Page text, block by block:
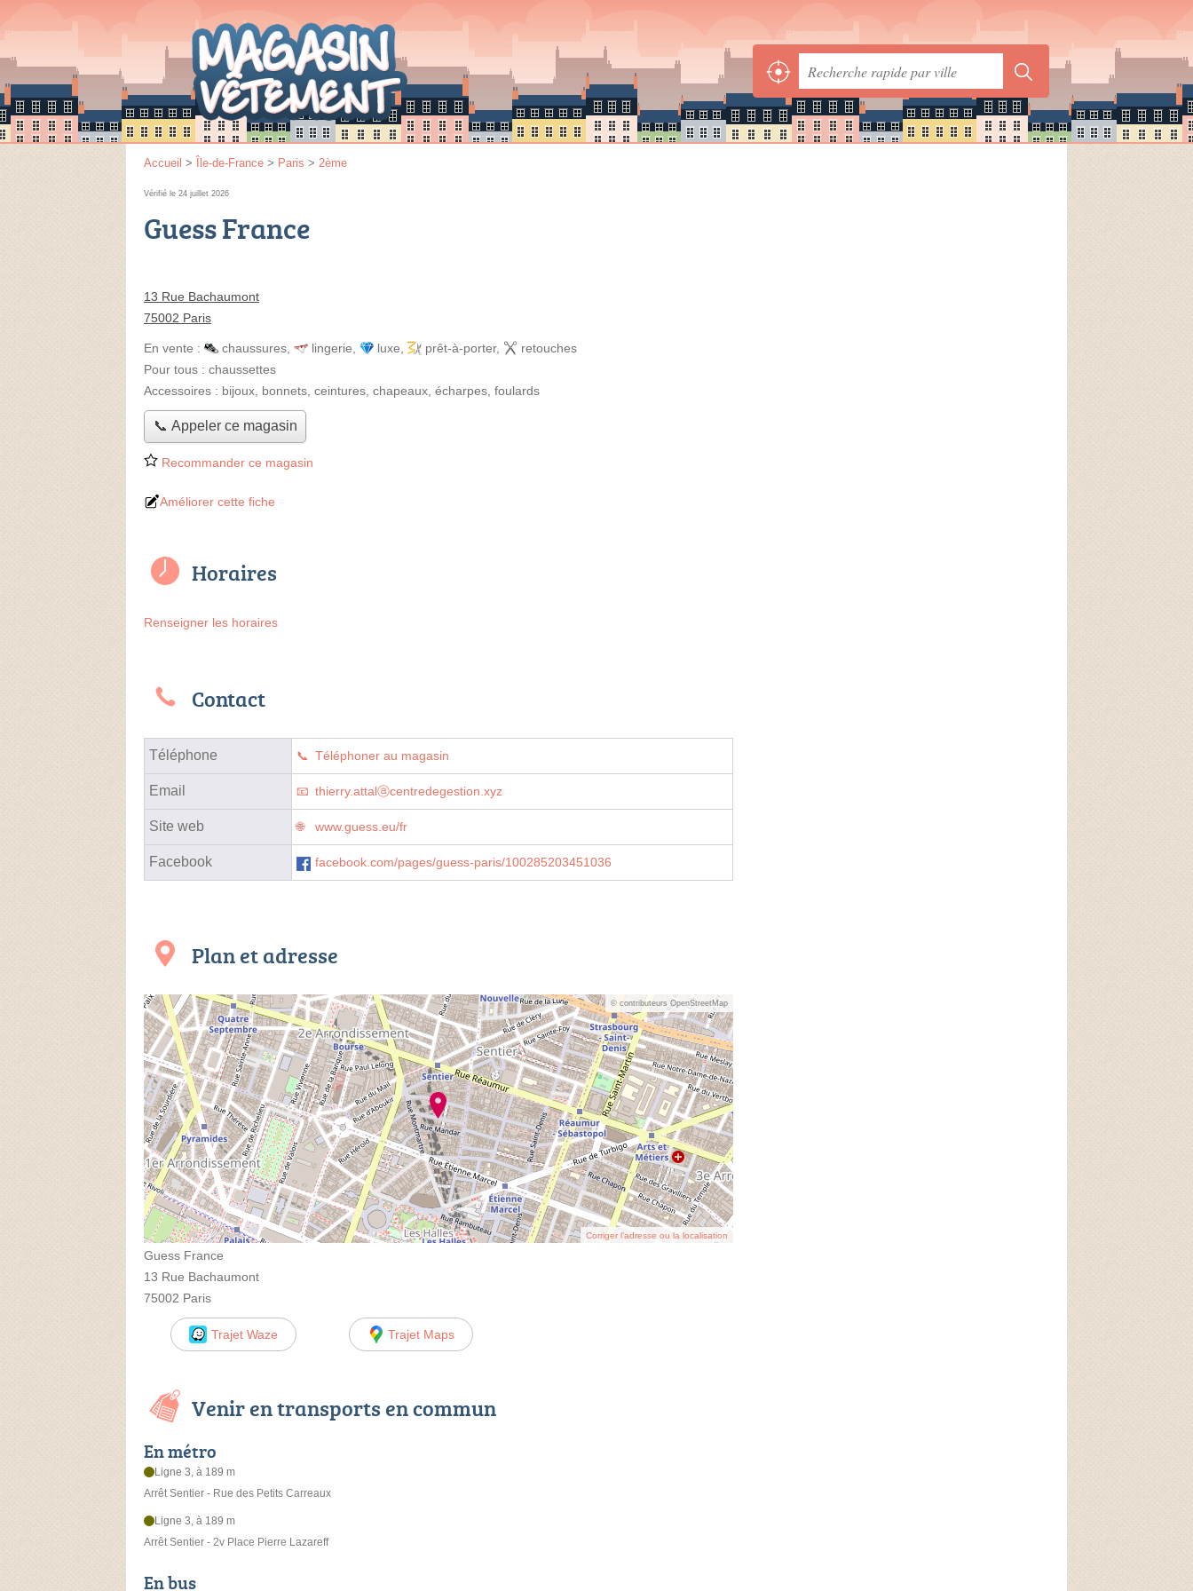
Accueil > Île-de-France > Paris > 2ème
Vérifié le 24 juillet 2026
Guess France
13 Rue Bachaumont
75002 Paris
En vente : chaussures lingerie luxe prêt-à-porter,
retouches
Pour tous : chaussettes
Accessoires : bijoux, bonnets, ceintures, chapeaux, écharpes, foulards
📞 Appeler ce magasin
Recommander ce magasin
Améliorer cette fiche
Horaires
Renseigner les horaires
Contact
Téléphone Téléphoner au magasin
Email thierry.attalⓐcentredegestion.xyz
Site web www.guess.eu/fr
Facebook facebook.com/pages/guess-paris/100285203451036
Plan et adresse
© contributeurs OpenStreetMap
Corriger l’adresse ou la localisation
Guess France
13 Rue Bachaumont
75002 Paris
Trajet Waze Trajet Maps
Venir en transports en commun
En métro
Ligne 3, à 189 m
Arrêt Sentier - Rue des Petits Carreaux
Ligne 3, à 189 m
Arrêt Sentier - 2v Place Pierre Lazareff
En bus